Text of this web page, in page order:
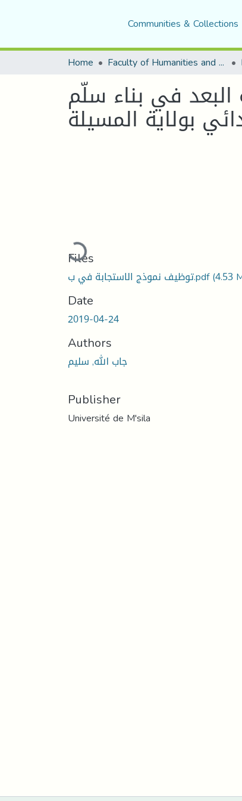
Communities & Collections
Home Faculty of Humanities and Social Sciences
البعد في بناء سلّم
بولاية المسيلة
Loading...
Files
توظيف نموذج الاستجابة في ب.pdf(4.53
Date
2019-04-24
Authors
جاب الله, سليم
Publisher
Université de M'sila